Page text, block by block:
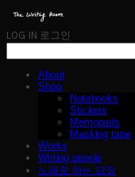
LOG IN 로그인
About
Shop
Notebooks
Stickers
Memopads
Masking tape
Works
Writing people
노래로 하는 답장